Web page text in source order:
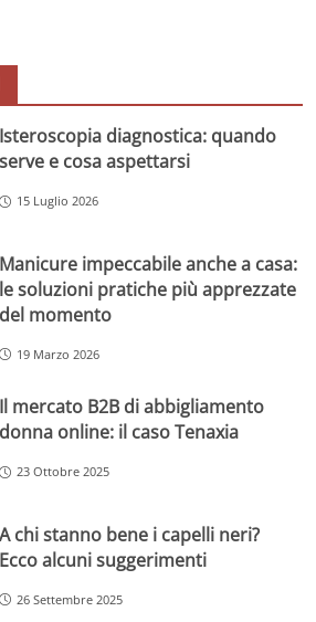
Isteroscopia diagnostica: quando
serve e cosa aspettarsi
15 Luglio 2026
Manicure impeccabile anche a casa:
le soluzioni pratiche più apprezzate
del momento
19 Marzo 2026
Il mercato B2B di abbigliamento
donna online: il caso Tenaxia
23 Ottobre 2025
A chi stanno bene i capelli neri?
Ecco alcuni suggerimenti
26 Settembre 2025